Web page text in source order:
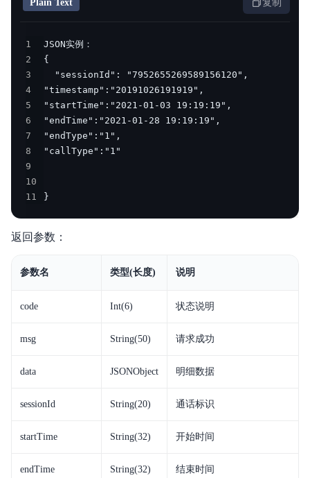
Plain Text 复制
1
2
3
4
5
6
7
8
9
10
11
}
返回参数：
参数名 类型(长度) 说明
code Int(6) 状态说明
msg String(50) 请求成功
data JSONObject 明细数据
sessionId String(20) 通话标识
startTime String(32) 开始时间
endTime String(32) 结束时间